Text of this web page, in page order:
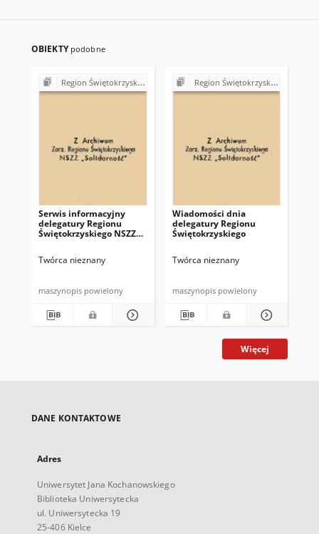
OBIEKTY podobne
Region Świętokrzyski NSZZ "Solidarność". Delegatura Starachowice
Serwis informacyjny
delegatury Regionu
Świętokrzyskiego NSZZ
Twórca nieznany
maszynopis powielony
Region Świętokrzyski NSZZ "Solidarność". Delegatura Starachowice
Wiadomości dnia
delegatury Regionu
Świętokrzyskiego
Twórca nieznany
maszynopis powielony
Więcej
DANE KONTAKTOWE
Adres
Uniwersytet Jana Kochanowskiego
Biblioteka Uniwersytecka
ul. Uniwersytecka 19
25-406 Kielce